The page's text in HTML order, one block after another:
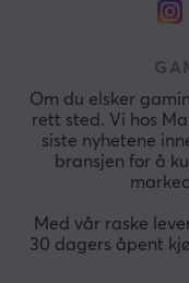
Om du elsker
rett sted. Vi hos
siste nyhetene
bransjen for å
Med vår raske
30 dagers åpent